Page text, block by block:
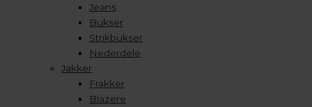
Jeans
Bukser
Strikbukser
Nederdele
Jakker
Frakker
Blazere